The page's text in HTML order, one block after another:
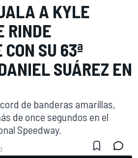
A KYLE
RINDE
SU 63ª
SUÁREZ EN
de banderas amarillas,
de once segundos en el
Speedway.